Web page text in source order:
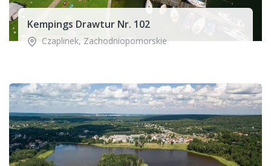
Kempings Drawtur Nr. 102
Czaplinek, Zachodniopomorskie